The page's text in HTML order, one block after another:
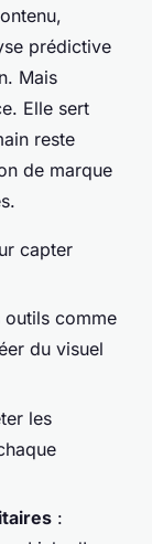
prédictive
Mais
Elle sert
reste
de marque
capter
outils comme
du visuel
les
: